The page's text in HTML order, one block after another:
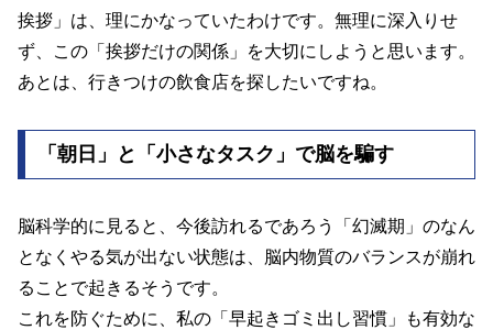
挨拶」は、理にかなっていたわけです。無理に深入りせ
ず、この「挨拶だけの関係」を大切にしようと思います。
あとは、行きつけの飲食店を探したいですね。
「朝日」と「小さなタスク」で脳を騙す
脳科学的に見ると、今後訪れるであろう「幻滅期」のなん
となくやる気が出ない状態は、脳内物質のバランスが崩れ
ることで起きるそうです。
これを防ぐために、私の「早起きゴミ出し習慣」も有効な